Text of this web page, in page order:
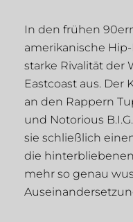
In den frühen
amerikanische
starke Rivalität der
Eastcoast aus.
an den Rappern
und Notorious
sie schließlich
die
mehr so genau